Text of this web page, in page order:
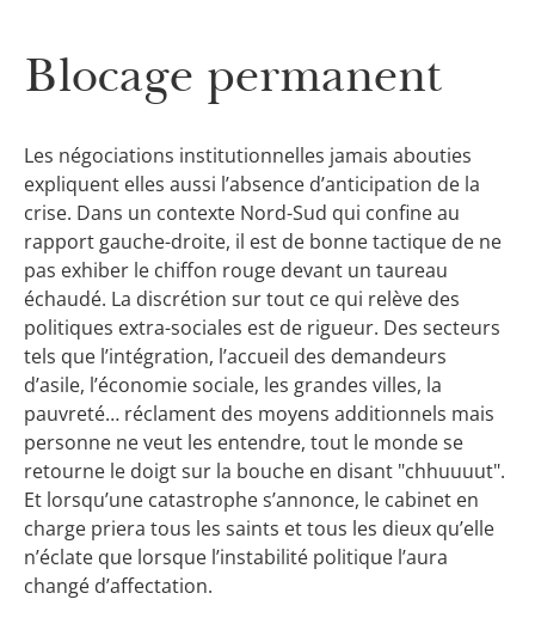
Blocage permanent
Les négociations institutionnelles jamais abouties
expliquent elles aussi l’absence d’anticipation de la
crise. Dans un contexte Nord-Sud qui confine au
rapport gauche-droite, il est de bonne tactique de ne
pas exhiber le chiffon rouge devant un taureau
échaudé. La discrétion sur tout ce qui relève des
politiques extra-sociales est de rigueur. Des secteurs
tels que l’intégration, l’accueil des demandeurs
d’asile, l’économie sociale, les grandes villes, la
pauvreté… réclament des moyens additionnels mais
personne ne veut les entendre, tout le monde se
retourne le doigt sur la bouche en disant "chhuuuut".
Et lorsqu’une catastrophe s’annonce, le cabinet en
charge priera tous les saints et tous les dieux qu’elle
n’éclate que lorsque l’instabilité politique l’aura
changé d’affectation.